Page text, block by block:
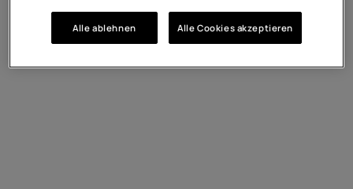
Alle ablehnen Alle Cookies akzeptieren